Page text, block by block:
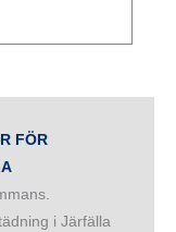
FÖR
i Järfälla